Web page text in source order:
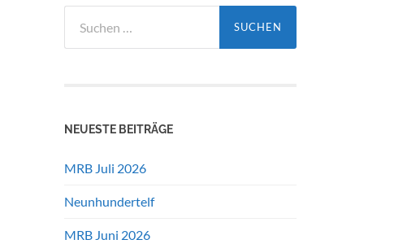
nach:
NEUESTE BEITRÄGE
MRB Juli 2026
Neunhundertelf
MRB Juni 2026